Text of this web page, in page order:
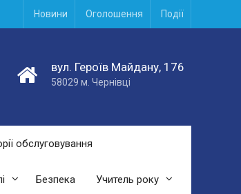
Новини Оголошення Події
вул. Героїв Майдану, 176
58029 м. Чернівці
обслуговування
Безпека Учитель року